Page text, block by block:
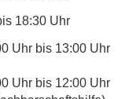
18:30 Uhr
Uhr bis 13:00 Uhr
Uhr bis 12:00 Uhr